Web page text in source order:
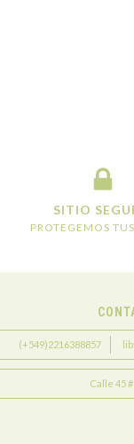
SITIO
PROTEGEMOS
(+549)2216388857
Calle 45